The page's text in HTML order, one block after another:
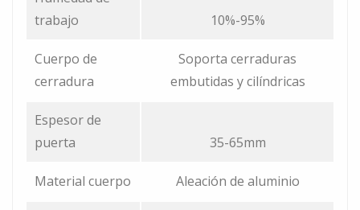
trabajo
10%-95%
Cuerpo de
cerradura
Soporta cerraduras
embutidas y cilíndricas
Espesor de
puerta
35-65mm
Material cuerpo Aleación de aluminio